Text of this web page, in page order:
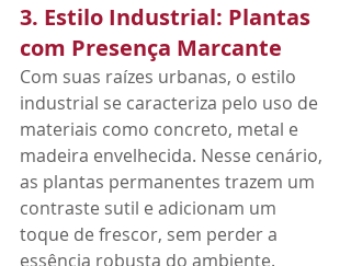
3. Estilo Industrial: Plantas
com Presença Marcante
Com suas raízes urbanas, o estilo
industrial se caracteriza pelo uso de
materiais como concreto, metal e
madeira envelhecida. Nesse cenário,
as plantas permanentes trazem um
contraste sutil e adicionam um
toque de frescor, sem perder a
essência robusta do ambiente.